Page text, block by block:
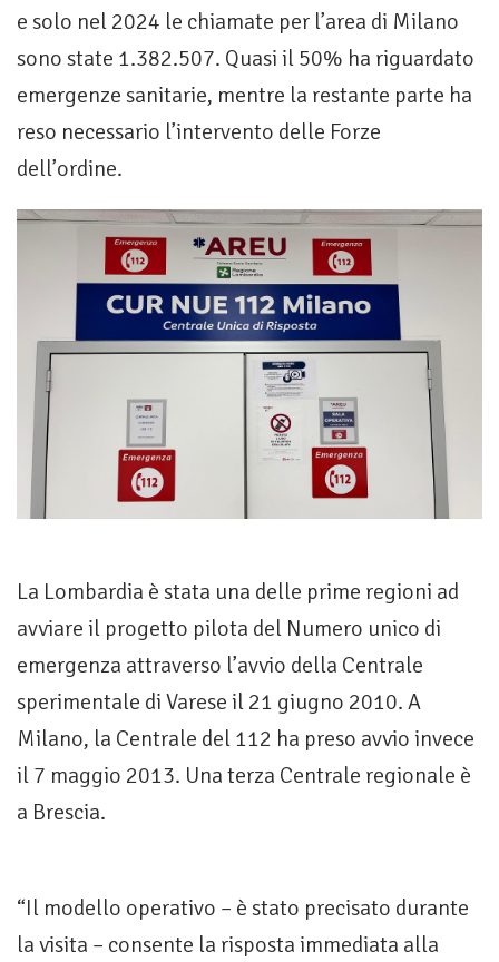
e solo nel 2024 le chiamate per l’area di Milano
sono state 1.382.507. Quasi il 50% ha riguardato
emergenze sanitarie, mentre la restante parte ha
reso necessario l’intervento delle Forze
dell’ordine.
La Lombardia è stata una delle prime regioni ad
avviare il progetto pilota del Numero unico di
emergenza attraverso l’avvio della Centrale
sperimentale di Varese il 21 giugno 2010. A
Milano, la Centrale del 112 ha preso avvio invece
il 7 maggio 2013. Una terza Centrale regionale è
a Brescia.
“Il modello operativo – è stato precisato durante
la visita – consente la risposta immediata alla